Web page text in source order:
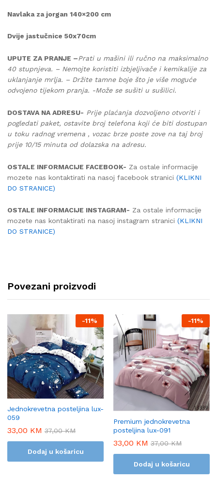
Navlaka za jorgan 140×200 cm
Dvije jastučnice 50x70cm
UPUTE ZA PRANJE –Prati u mašini ili ručno na maksimalno
40 stupnjeva. – Nemojte koristiti izbjeljivače i kemikalije za
uklanjanje mrlja. – Držite tamne boje što je više moguće
odvojeno tijekom pranja. -Može se sušiti u sušilici.
DOSTAVA NA ADRESU- Prije plaćanja dozvoljeno otvoriti i
pogledati paket, ostavite broj telefona koji će biti dostupan
u toku radnog vremena , vozac brze poste zove na taj broj
prije 10/15 minuta od dolazska na adresu.
OSTALE INFORMACIJE FACEBOOK- Za ostale informacije
mozete nas kontaktirati na nasoj facebook stranici (KLIKNI
DO STRANICE)
OSTALE INFORMACIJE INSTAGRAM- Za ostale informacije
mozete nas kontaktirati na nasoj instagram stranici (KLIKNI
DO STRANICE)
Povezani proizvodi
-11%
Jednokrevetna posteljina lux-
059
33,00 KM 37,00KM
Dodaj u košaricu
-11%
Premium jednokrevetna
posteljina lux-091
33,00 KM 37,00KM
Dodaj u košaricu